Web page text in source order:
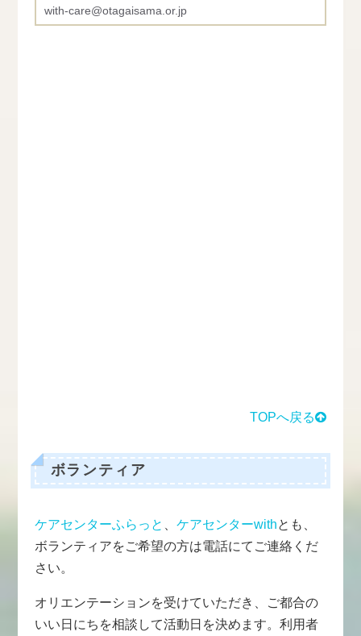
with-care@otagaisama.or.jp
TOPへ戻る
ボランティア
ケアセンターふらっと ケアセンターwithとも、
ボランティアをご希望の方は電話にてご連絡くだ
さい。
オリエンテーションを受けていただき、ご都合の
いい日にちを相談して活動日を決めます。利用者